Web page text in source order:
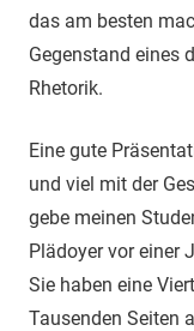
das am besten
Gegenstand eines
Rhetorik.
Eine gute
und viel mit der
gebe meinen
Plädoyer vor einer
Sie haben eine
Tausenden Seiten